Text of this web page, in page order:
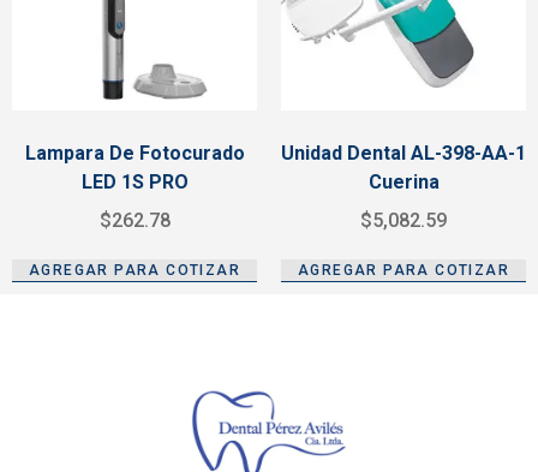
Lampara De Fotocurado
LED 1S PRO
$262.78
AGREGAR PARA COTIZAR
Unidad Dental AL-398-AA-1
Cuerina
$5,082.59
AGREGAR PARA COTIZAR